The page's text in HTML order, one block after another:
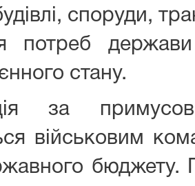
споруди,
потреб
стану.
за
військовим
бюджету.